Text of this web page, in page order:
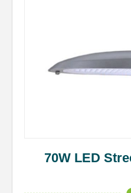
70W LED